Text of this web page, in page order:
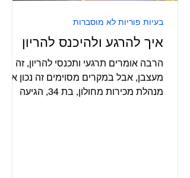
איך להרגע ולהיכנס להריון
הרבה אומרים תרגעי ותכנסי להריון, זה
מעצבן, אבל במקרים מסוימים זה נכון אנה,
מנהלת מכירות מחולון, בת 34, הגיעה
בעיות פוריות לא מוסברות